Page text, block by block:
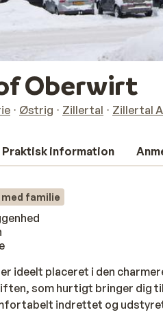
Oberwirt
Østrig Zillertal Zillertal
Praktisk information
familie
ideelt placeret i den
som hurtigt bringer dig
indrettet og udstyret
byens entrum og skiliften,